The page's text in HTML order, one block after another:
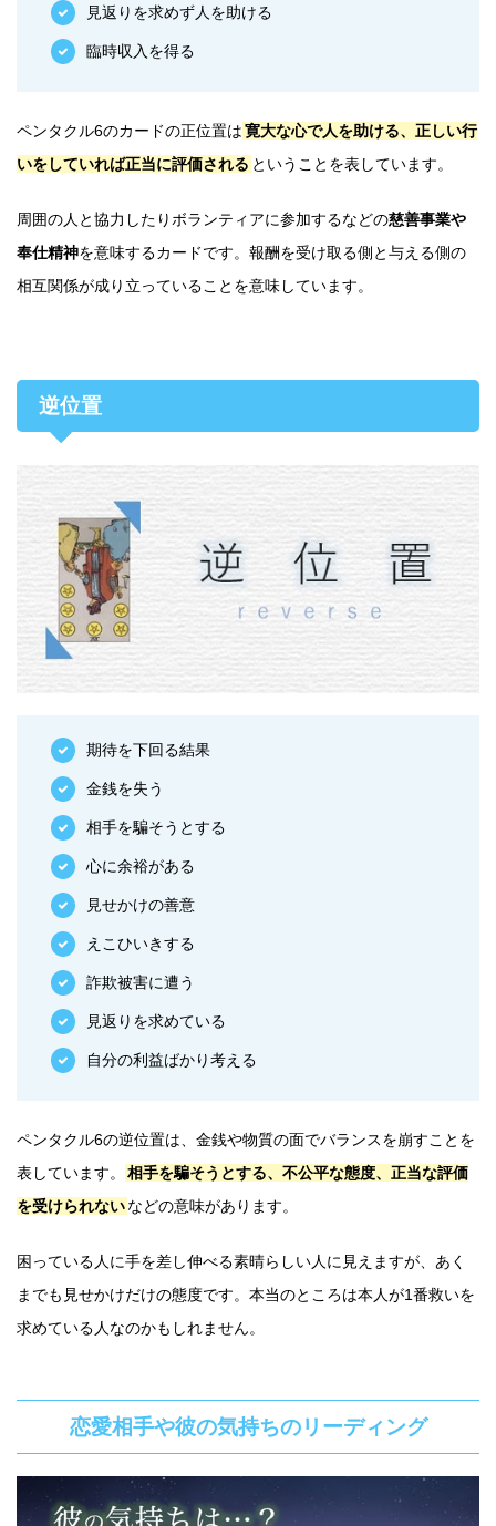
見返りを求めず人を助ける
臨時収入を得る
ペンタクル6のカードの正位置は寛大な心で人を助ける、正しい行
いをしていれば正当に評価される ということを表しています。
周囲の人と協力したりボランティアに参加するなどの慈善事業や
奉仕精神を意味するカードです。報酬を受け取る側と与える側の
相互関係が成り立っていることを意味しています。
逆位置
期待を下回る結果
金銭を失う
相手を騙そうとする
心に余裕がある
見せかけの善意
えこひいきする
詐欺被害に遭う
見返りを求めている
自分の利益ばかり考える
ペンタクル6の逆位置は、金銭や物質の面でバランスを崩すことを
表しています。
相手を騙そうとする、不公平な態度、正当な評価
を受けられないなどの意味があります。
困っている人に手を差し伸べる素晴らしい人に見えますが、あく
までも見せかけだけの態度です。本当のところは本人が1番救いを
求めている人なのかもしれません。
恋愛相手や彼の気持ちのリーディング